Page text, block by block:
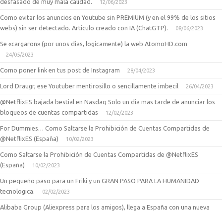
desfasado de muy mala calidad.
12/06/2023
Como evitar los anuncios en Youtube sin PREMIUM (y en el 99% de los sitios
webs) sin ser detectado. Articulo creado con IA (ChatGTP).
08/06/2023
Se «cargaron» (por unos dias, logicamente) la web AtomoHD.com
24/05/2023
Como poner link en tus post de Instagram 28/04/2023
Lord Draugr, ese Youtuber mentirosillo o sencillamente imbecil 26/04/2023
@NetflixES bajada bestial en Nasdaq Solo un dia mas tarde de anunciar los
bloqueos de cuentas compartidas
12/02/2023
For Dummies… Como Saltarse la Prohibición de Cuentas Compartidas de
@NetflixES (España)
10/02/2023
Como Saltarse la Prohibición de Cuentas Compartidas de @NetflixES
(España)
10/02/2023
Un pequeño paso para un Friki y un GRAN PASO PARA LA HUMANIDAD
tecnologica.
02/02/2023
Alibaba Group (Aliexpress para los amigos), llega a España con una nueva